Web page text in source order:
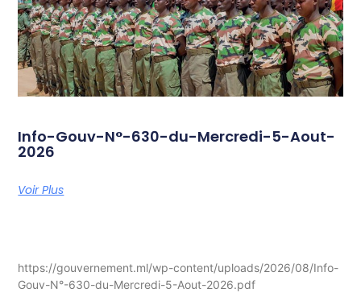
Info-Gouv-N°-630-du-Mercredi-5-Aout-
2026
Voir Plus
https://gouvernement.ml/wp-content/uploads/2026/08/Info-
Gouv-N°-630-du-Mercredi-5-Aout-2026.pdf